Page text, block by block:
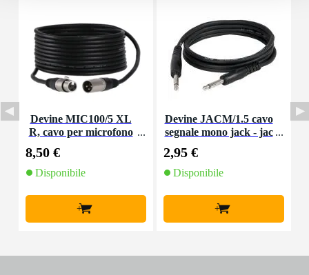
Devine MIC100/5 XL
R, cavo per microfono
8,50 €
Disponibile
+
Devine JACM/1.5 cavo
segnale mono jack - jac
2,95 €
Disponibile
+